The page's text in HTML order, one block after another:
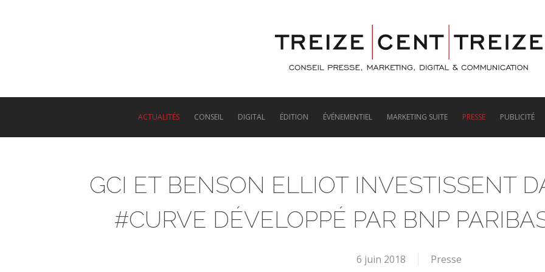
ACTUALITÉS CONSEIL DIGITAL ÉDITION ÉVÉNEMENTIEL MARKETING SUITE PRESSE PUBLICITÉ
GCI ET BENSON ELLIOT INVESTISSENT
#CURVE DÉVELOPPÉ PAR BNP
6 juin 2018 Presse